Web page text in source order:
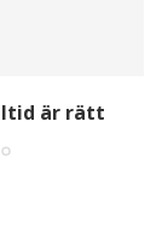
är rätt